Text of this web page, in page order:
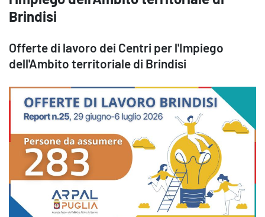
Brindisi
Offerte di lavoro dei Centri per l'Impiego
dell'Ambito territoriale di Brindisi